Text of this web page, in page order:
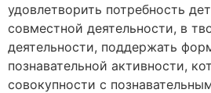
удовлетворить потребность
совместной деятельности, в
деятельности, поддержать
познавательной активности,
совокупности с